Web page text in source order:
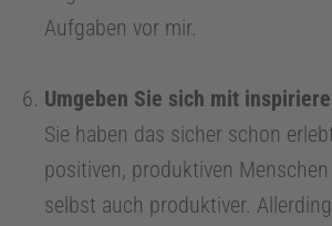
e
n
Aufgaben vor mir.
Umgeben Sie sich mit
Sie haben das sicher schon
positiven, produktiven
selbst auch produktiver.